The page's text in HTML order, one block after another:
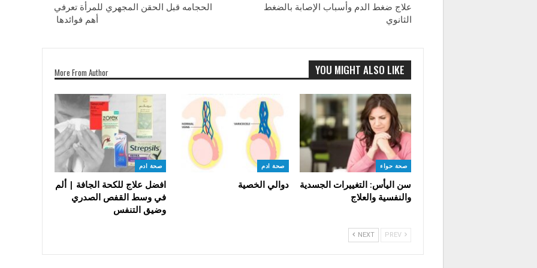
علاج ضغط الدم وأسباب الإصابة بالضغط
الثانوي
الحجامه قبل الحقن المجهري للمرأة تعرفي
أهم فوائدها
YOU MIGHT ALSO LIKE
More From Author
صحة حواء
سن اليأس: التغييرات الجسدية
والنفسية والعلاج
صحة ادم
دوالي الخصية
صحة ادم
افضل علاج للكحة الجافة | ألم
في وسط القفص الصدري
وضيق التنفس
NEXT